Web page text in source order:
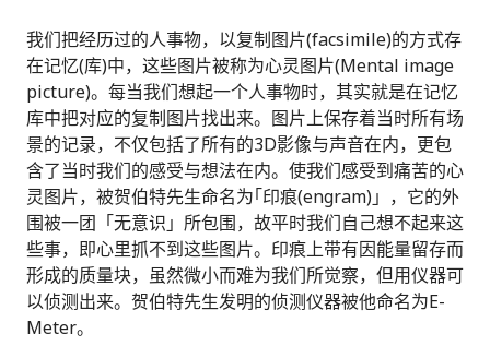
我们把经历过的人事物，以复制图片(facsimile)的方式存
在记忆(库)中，这些图片被称为心灵图片(Mental image
picture)。每当我们想起一个人事物时，其实就是在记忆
库中把对应的复制图片找出来。图片上保存着当时所有场
景的记录，不仅包括了所有的3D影像与声音在内，更包
含了当时我们的感受与想法在内。使我们感受到痛苦的心
灵图片，被贺伯特先生命名为｢印痕(engram)」，它的外
围被一团「无意识」所包围，故平时我们自己想不起来这
些事，即心里抓不到这些图片。印痕上带有因能量留存而
形成的质量块，虽然微小而难为我们所觉察，但用仪器可
以侦测出来。贺伯特先生发明的侦测仪器被他命名为E-
Meter。